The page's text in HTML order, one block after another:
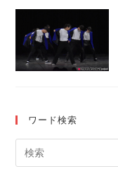
ワード検索